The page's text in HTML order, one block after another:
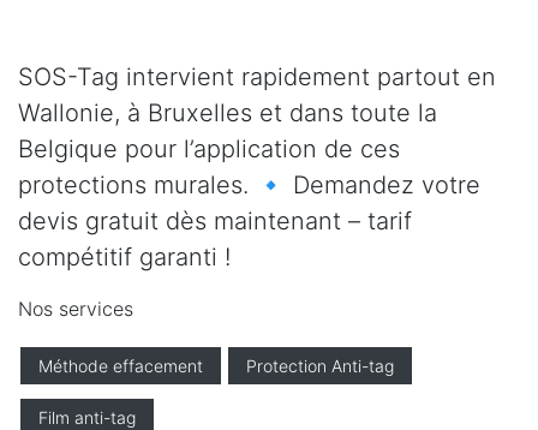
SOS-Tag intervient rapidement partout en
Wallonie, à Bruxelles et dans toute la
Belgique pour l’application de ces
protections murales. 🔹 Demandez votre
devis gratuit dès maintenant – tarif
compétitif garanti !
Nos services
Méthode effacement Protection Anti-tag
Film anti-tag